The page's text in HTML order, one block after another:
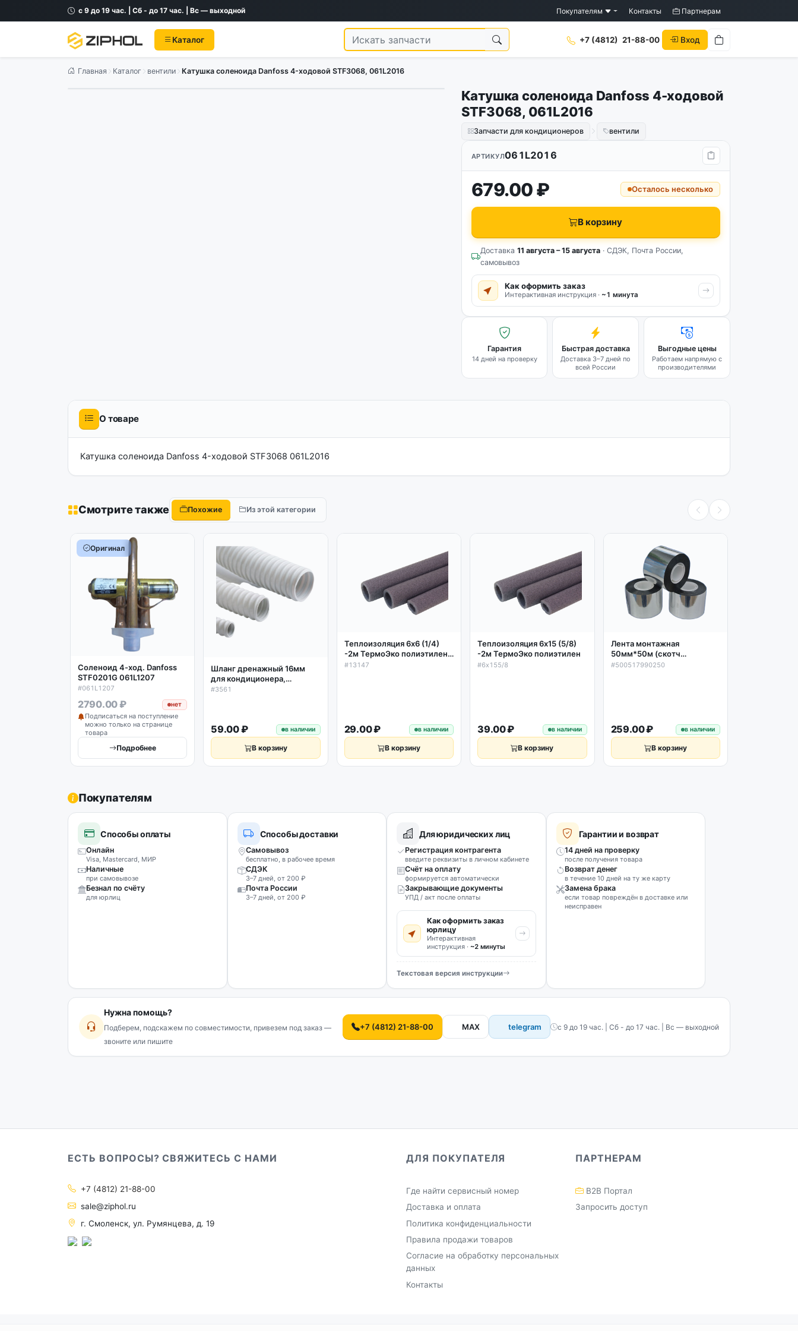
с 9 до 19 час. | Сб - до 17 час. | Вс — выходной Покупателям Контакты Партнерам
Каталог +7 (4812) 21-88-00 Вход
Главная Каталог вентили Катушка соленоида Danfoss 4-ходовой STF3068, 061L2016
Катушка соленоида Danfoss 4-ходовой
STF3068, 061L2016
Запчасти для кондиционеров вентили
АРТИКУЛ061L2016
679.00 ₽ Осталось несколько
В корзину
Доставка 11 августа – 15 августа· СДЭК, Почта России,
самовывоз
Как оформить заказ
Интерактивная инструкция · ~1 минута
Гарантия
14 дней на проверку
Быстрая доставка
Доставка 3–7 дней по
всей России
Выгодные цены
Работаем напрямую с
производителями
О товаре
Катушка соленоида Danfoss 4-ходовой STF3068 061L2016
Смотрите также Похожие Из этой категории
Оригинал
Соленоид 4-ход. Danfoss
STF0201G 061L1207
#061L1207
2790.00 ₽ нет
Подписаться на поступление
можно только на странице
товара
Подробнее
Шланг дренажный 16мм
для кондиционера,
спиральный 1м
#3561
59.00 ₽ в наличии
В корзину
Теплоизоляция 6х6 (1/4)
-2м ТермоЭко полиэтилен
серая
#13147
29.00 ₽ в наличии
В корзину
Теплоизоляция 6х15 (5/8)
-2м ТермоЭко полиэтилен
#6х155/8
39.00 ₽ в наличии
В корзину
Лента монтажная
50мм*50м (скотч
металлизированный) ТПЛ
#500517990250
259.00 ₽ в наличии
В корзину
Покупателям
Способы оплаты
Онлайн
Visa, Mastercard, МИР
Наличные
при самовывозе
Безнал по счёту
для юрлиц
Способы доставки
Самовывоз
бесплатно, в рабочее время
СДЭК
3–7 дней, от 200 ₽
Почта России
3–7 дней, от 200 ₽
Для юридических лиц
Регистрация контрагента
введите реквизиты в личном кабинете
Счёт на оплату
формируется автоматически
Закрывающие документы
УПД / акт после оплаты
Как оформить заказ
юрлицу
Интерактивная
инструкция · ~2 минуты
Текстовая версия инструкции
Гарантии и возврат
14 дней на проверку
после получения товара
Возврат денег
в течение 10 дней на ту же карту
Замена брака
если товар повреждён в доставке или
неисправен
Нужна помощь?
Подберем, подскажем по совместимости, привезем под заказ —
звоните или пишите
+7 (4812) 21-88-00 MAX telegram с 9 до 19 час. | Сб - до 17 час. | Вс — выходной
ЕСТЬ ВОПРОСЫ? СВЯЖИТЕСЬ С НАМИ
+7 (4812) 21-88-00
sale@ziphol.ru
г. Смоленск, ул. Румянцева, д. 19
ДЛЯ ПОКУПАТЕЛЯ
Где найти сервисный номер
Доставка и оплата
Политика конфиденциальности
Правила продажи товаров
Согласие на обработку персональных
данных
Контакты
ПАРТНЕРАМ
B2B Портал
Запросить доступ